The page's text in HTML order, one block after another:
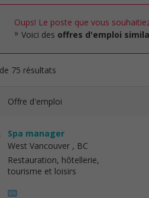
Oups! Le poste que vous
Voici des offres d'emploi
75 résultats
Offre d'emploi
Spa manager
West Vancouver , BC
Restauration, hôtellerie,
tourisme et loisirs